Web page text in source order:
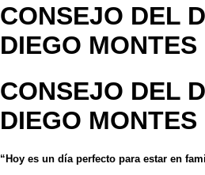
CONSEJO DEL
DIEGO
CONSEJO DEL
DIEGO
“Hoy es un día perfecto para estar en